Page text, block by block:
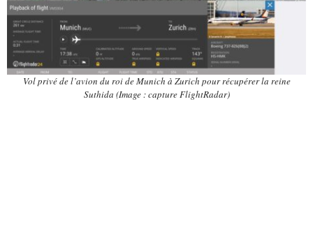
Vol privé de l’avion du roi de Munich à Zurich pour récupérer la reine
Suthida (Image : capture FlightRadar)